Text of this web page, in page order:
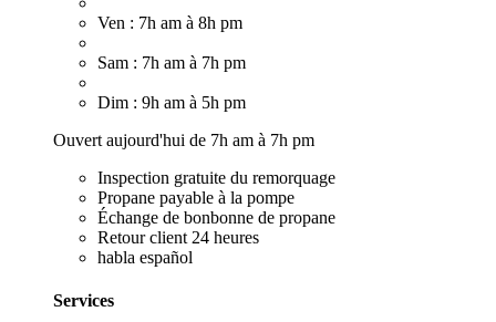
Ven : 7h am à 8h pm
Sam : 7h am à 7h pm
Dim : 9h am à 5h pm
Ouvert aujourd'hui de 7h am à 7h pm
Inspection gratuite du remorquage
Propane payable à la pompe
Échange de bonbonne de propane
Retour client 24 heures
habla español
Services